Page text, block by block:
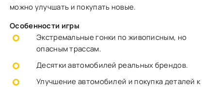
можно улучшать и покупать новые.
Особенности игры
Экстремальные гонки по живописным, но
опасным трассам.
Десятки автомобилей реальных брендов.
Улучшение автомобилей и покупка деталей к